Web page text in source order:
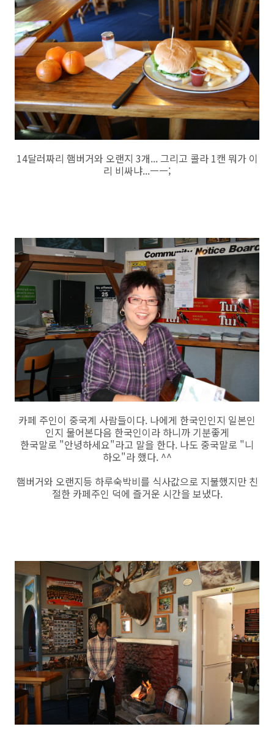
14달러짜리 햄버거와 오랜지 3개... 그리고 콜라 1캔 뭐가 이
리 비싸냐...ㅡㅡ;
카페 주인이 중국계 사람들이다. 나에게 한국인인지 일본인
인지 물어본다음 한국인이라 하니까 기분좋게
한국말로 "안녕하세요"라고 말을 한다. 나도 중국말로 "니
하오"라 했다. ^^
햄버거와 오랜지등 하루숙박비를 식사값으로 지불했지만 친
절한 카페주인 덕에 즐거운 시간을 보냈다.